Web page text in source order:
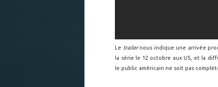
Le trailernous indique une arrivée
la série le 12 octobre aux US, et la
le public américain ne soit pas